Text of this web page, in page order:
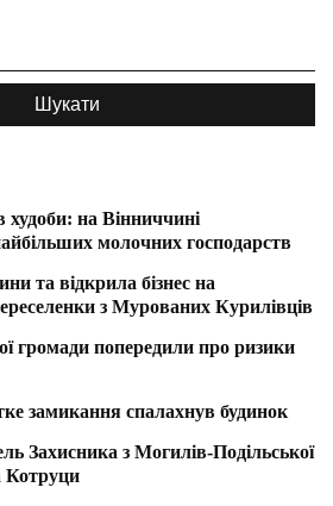
на Вінниччині
молочних господарств
та відкрила бізнес на
з Мурованих Курилівців
громади попередили про ризики
замикання спалахнув будинок
Захисника з Могилів-Подільської
Котруци